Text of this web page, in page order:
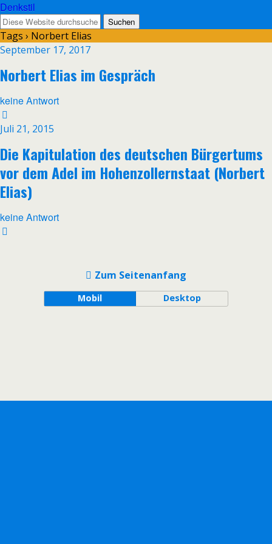
Denkstil
Tags › Norbert Elias
September 17, 2017
Norbert Elias im Gespräch
keine Antwort
Juli 21, 2015
Die Kapitulation des deutschen Bürgertums
vor dem Adel im Hohenzollernstaat (Norbert
Elias)
keine Antwort
Zum Seitenanfang
Mobil Desktop